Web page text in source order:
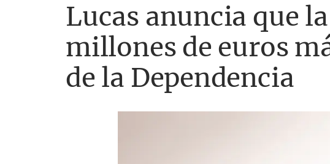
Lucas anuncia que
millones de euros
de la Dependencia